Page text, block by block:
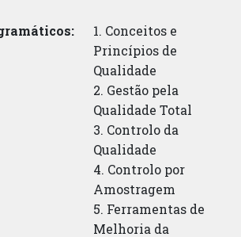
1. Conceitos e
Princípios de
Qualidade
2. Gestão pela
Qualidade Total
3. Controlo da
Qualidade
4. Controlo por
Amostragem
5. Ferramentas de
Melhoria da